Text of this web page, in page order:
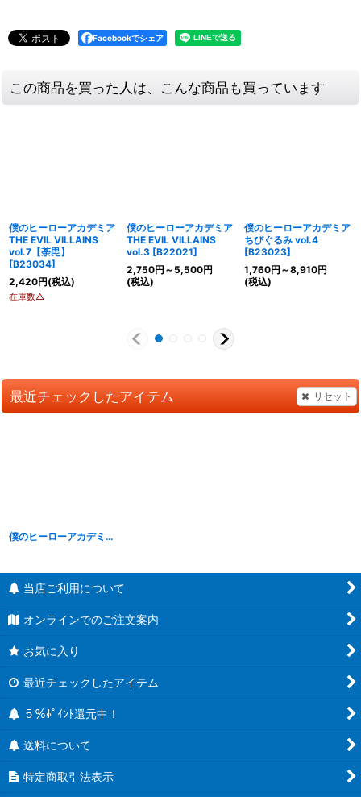
Facebookでシェア
この商品を買った人は、こんな商品も買っています
僕のヒーローアカデミア
THE EVIL VILLAINS
vol.7【荼毘】
[B23034]
2,420円(税込)
在庫数△
僕のヒーローアカデミア
THE EVIL VILLAINS
vol.3 [B22021]
2,750円 ～5,500円
(税込)
僕のヒーローアカデミア
ちびぐるみ vol.4
[B23023]
1,760円 ～8,910円
(税込)
最近チェックしたアイテム リセット
僕のヒーローアカデミア THE EVIL VILLAINS DX DABI【荼毘】
当店ご利用について
オンラインでのご注文案内
お気に入り
最近チェックしたアイテム
５％ﾎﾟｲﾝﾄ還元中！
送料について
特定商取引法表示